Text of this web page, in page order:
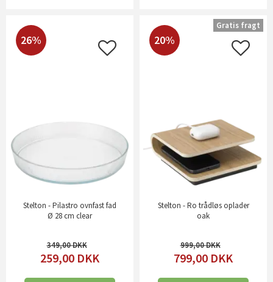
26%
Stelton - Pilastro ovnfast fad
Ø 28 cm clear
349,00
259,00 DKK
20%
Stelton - Ro trådløs oplader
oak
999,00
799,00 DKK
Gratis fragt